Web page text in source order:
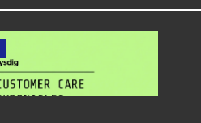
ーダーがSysdigプラッ
のパワーを活用した方